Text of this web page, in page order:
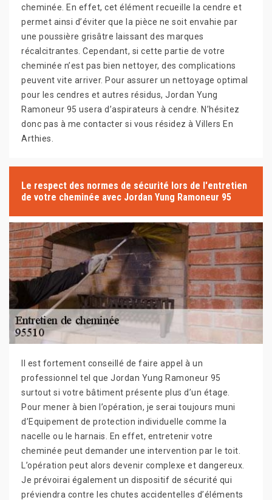
cheminée. En effet, cet élément recueille la cendre et
permet ainsi d’éviter que la pièce ne soit envahie par
une poussière grisâtre laissant des marques
récalcitrantes. Cependant, si cette partie de votre
cheminée n’est pas bien nettoyer, des complications
peuvent vite arriver. Pour assurer un nettoyage optimal
pour les cendres et autres résidus, Jordan Yung
Ramoneur 95 usera d’aspirateurs à cendre. N’hésitez
donc pas à me contacter si vous résidez à Villers En
Arthies.
Le respect des normes de sécurité lors de l'entretien
de votre cheminée avec Jordan Yung Ramoneur 95
Il est fortement conseillé de faire appel à un
professionnel tel que Jordan Yung Ramoneur 95
surtout si votre bâtiment présente plus d’un étage.
Pour mener à bien l’opération, je serai toujours muni
d’Equipement de protection individuelle comme la
nacelle ou le harnais. En effet, entretenir votre
cheminée peut demander une intervention par le toit.
L’opération peut alors devenir complexe et dangereux.
Je prévoirai également un dispositif de sécurité qui
préviendra contre les chutes accidentelles d’éléments